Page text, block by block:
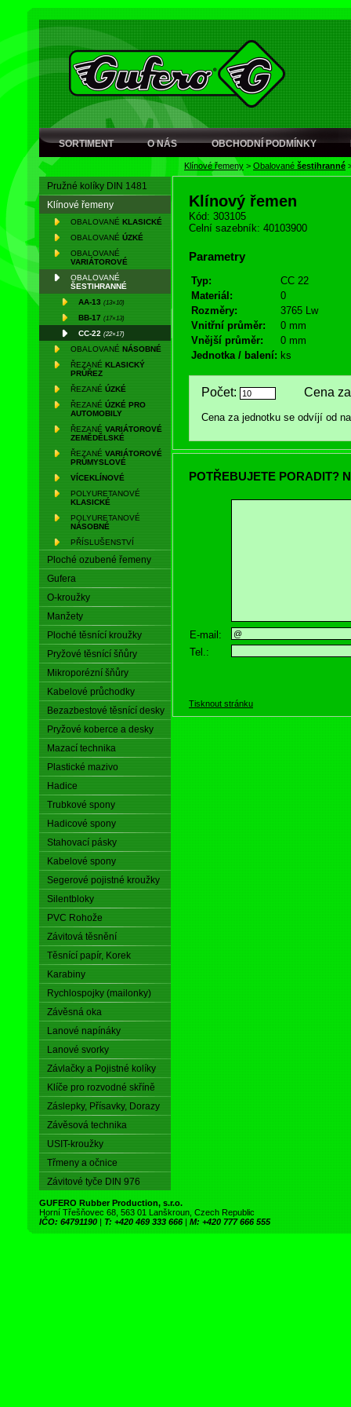
SORTIMENT O NÁS OBCHODNÍ PODMÍNKY
Klínové řemeny > Obalované šestihranné
Pružné kolíky DIN 1481
Klínové řemeny
OBALOVANÉ KLASICKÉ
OBALOVANÉ ÚZKÉ
OBALOVANÉ
VARIÁTOROVÉ
OBALOVANÉ
ŠESTIHRANNÉ
AA-13 (13×10)
BB-17 (17×13)
CC-22 (22×17)
OBALOVANÉ NÁSOBNÉ
ŘEZANÉ KLASICKÝ
PRŮŘEZ
ŘEZANÉ ÚZKÉ
ŘEZANÉ ÚZKÉ PRO
AUTOMOBILY
ŘEZANÉ VARIÁTOROVÉ
ZEMĚDĚLSKÉ
ŘEZANÉ VARIÁTOROVÉ
PRŮMYSLOVÉ
VÍCEKLÍNOVÉ
POLYURETANOVÉ
KLASICKÉ
POLYURETANOVÉ
NÁSOBNÉ
PŘÍSLUŠENSTVÍ
Ploché ozubené řemeny
Gufera
O-kroužky
Manžety
Ploché těsnící kroužky
Pryžové těsnící šňůry
Mikroporézní šňůry
Kabelové průchodky
Bezazbestové těsnící desky
Pryžové koberce a desky
Mazací technika
Plastické mazivo
Hadice
Trubkové spony
Hadicové spony
Stahovací pásky
Kabelové spony
Segerové pojistné kroužky
Silentbloky
PVC Rohože
Závitová těsnění
Těsnící papír, Korek
Karabiny
Rychlospojky (mailonky)
Závěsná oka
Lanové napínáky
Lanové svorky
Závlačky a Pojistné kolíky
Klíče pro rozvodné skříně
Záslepky, Přísavky, Dorazy
Závěsová technika
USIT-kroužky
Třmeny a očnice
Závitové tyče DIN 976
Klínový řemen
Kód: 303105
Celní sazebník: 40103900
Parametry
Typ:
CC 22
Materiál:
0
Rozměry:
3765 Lw
Vnitřní průměr:
0 mm
Vnější průměr:
0 mm
Jednotka / balení: ks
Počet: Cena za
Cena za jednotku se odvíjí od
POTŘEBUJETE PORADIT?
E-mail:
Tel.:
Tisknout stránku
GUFERO Rubber Production, s.r.o.
Horní Třešňovec 68, 563 01 Lanškroun, Czech Republic
IČO: 64791190 | T: +420 469 333 666 | M: +420 777 666 555